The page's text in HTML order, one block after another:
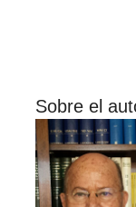
Sobre el